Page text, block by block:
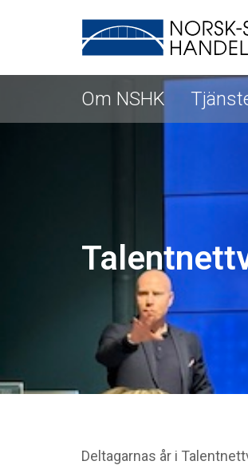
Om NSHK
Deltagarnas år i